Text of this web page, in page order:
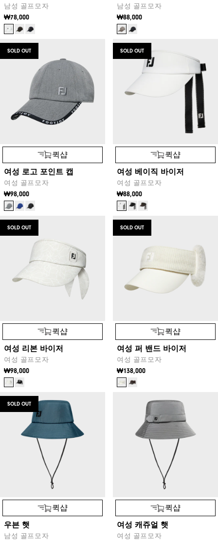
남성 골프모자
₩78,000
남성 골프모자
₩88,000
SOLD OUT
퀵샵
여성 로고 포인트 캡
여성 골프모자
₩98,000
SOLD OUT
퀵샵
여성 베이직 바이저
여성 골프모자
₩88,000
SOLD OUT
퀵샵
여성 리본 바이저
여성 골프모자
₩98,000
SOLD OUT
퀵샵
여성 퍼 밴드 바이저
여성 골프모자
₩138,000
SOLD OUT
퀵샵
우븐 햇
남성 골프모자
퀵샵
여성 캐쥬얼 햇
여성 골프모자